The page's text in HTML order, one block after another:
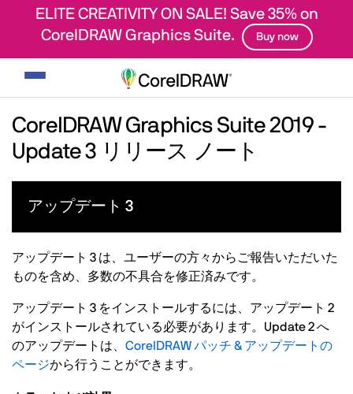
ELITE CREATIVITY ON SALE! Save 35% on
CorelDRAW Graphics Suite.
Buy now
ナ
ビ
ゲ
ー
シ
の
切
替
CorelDRAW Graphics Suite 2019 -
Update 3 リリース ノート
アップデート 3
アップデート 3 は、ユーザーの方々からご報告いただいた
ものを含め、多数の不具合を修正済みです。
アップデート 3 をインストールするには、アップデート 2
がインストールされている必要があります。Update 2 へ
のアップデートは、 CorelDRAW パッチ & アップデートの
ページから行うことができます。